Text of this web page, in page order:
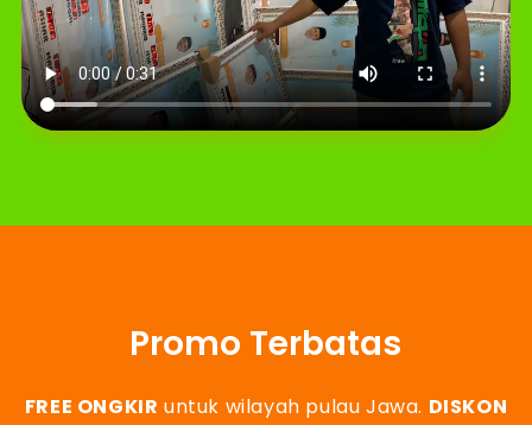
Promo Terbatas
FREE ONGKIR untuk wilayah pulau Jawa. DISKON